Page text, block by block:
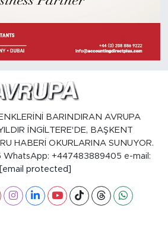
BARINDIRAN AVRUPA
İNGİLTERE'DE, BAŞKENT
HABERİ OKURLARINA SUNUYOR.
+447483889405 e-mail:
[email protected]